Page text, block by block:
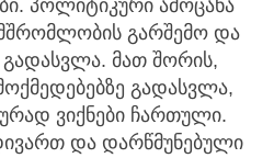
პოლიტიკური ამოცანა
გარშემო და
გადასვლა. მათ შორის,
გადასვლა,
ვიქნები ჩართული.
და დარწმუნებული